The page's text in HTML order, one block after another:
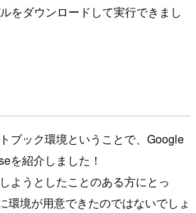
をダウンロードして実行できまし
ブック環境ということで、Google
を紹介しました！
ようとしたことのある方にとっ
環境が用意できたのではないでしょ